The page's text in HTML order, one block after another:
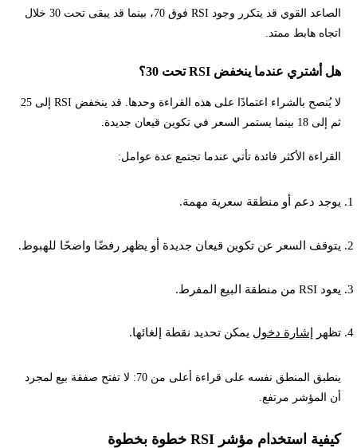
الصاعد القوي قد يتكرر وجود RSI فوق 70، بينما قد يبقى تحت 30 خلال
اتجاه هابط ممتد.
هل أشتري عندما ينخفض RSI تحت 30؟
لا يُنصح بالشراء اعتمادًا على هذه القراءة وحدها. قد ينخفض RSI إلى 25
ثم إلى 18 بينما يستمر السعر في تكوين قيعان جديدة.
القراءة الأكثر فائدة تأتي عندما تجتمع عدة عوامل:
يوجد دعم أو منطقة سعرية مهمة.
يتوقف السعر عن تكوين قيعان جديدة أو يظهر رفضًا واضحًا للهبوط.
يعود RSI من منطقة البيع المفرط.
تظهر إشارة دخول يمكن تحديد نقطة إلغائها.
ينطبق المنطق نفسه على قراءة أعلى من 70: لا تفتح صفقة بيع لمجرد
أن المؤشر مرتفع.
كيفية استخدام مؤشر RSI خطوة بخطوة